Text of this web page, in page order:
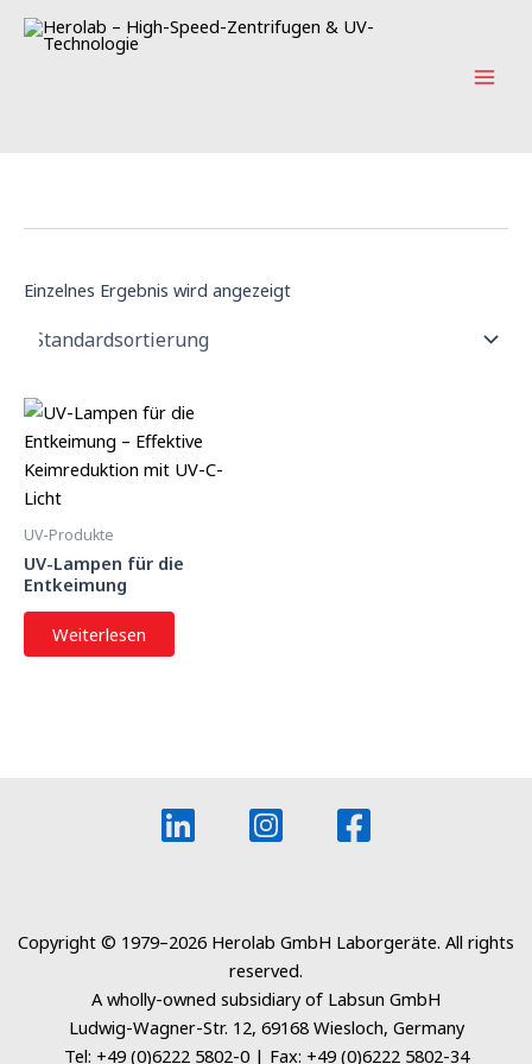
Zum
Inhalt
Einzelnes Ergebnis wird angezeigt
UV-Produkte
UV-Lampen für die
Entkeimung
Weiterlesen
Copyright © 1979–2026 Herolab GmbH Laborgeräte. All rights
reserved.
A wholly-owned subsidiary of Labsun GmbH
Ludwig-Wagner-Str. 12, 69168 Wiesloch, Germany
Tel: +49 (0)6222 5802-0 | Fax: +49 (0)6222 5802-34